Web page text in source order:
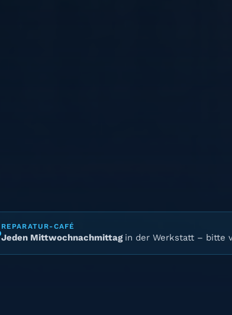
REPARATUR-CAFÉ
Jeden Mittwochnachmittag in der Werkstatt – bitte